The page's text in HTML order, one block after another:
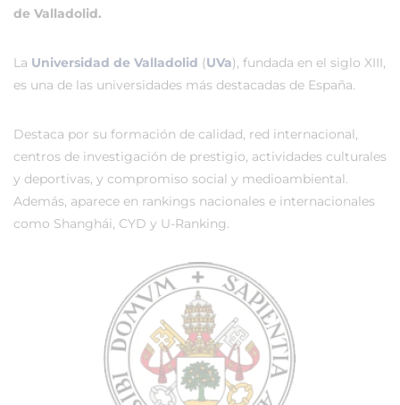
de Valladolid.
La Universidad de Valladolid (UVa), fundada en el siglo XIII,
es una de las universidades más destacadas de España.
Destaca por su formación de calidad, red internacional,
centros de investigación de prestigio, actividades culturales
y deportivas, y compromiso social y medioambiental.
Además, aparece en rankings nacionales e internacionales
como Shanghái, CYD y U-Ranking.